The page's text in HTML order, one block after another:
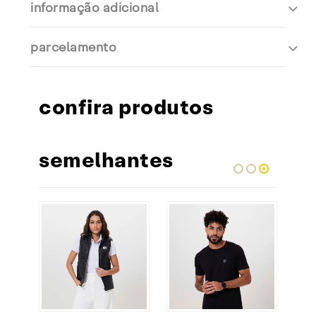
informação adicional
parcelamento
confira produtos
semelhantes